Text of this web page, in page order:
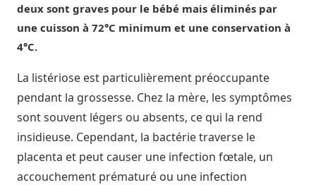
deux sont graves pour le bébé mais éliminés par
une cuisson à 72°C minimum et une conservation à
4°C.
La listériose est particulièrement préoccupante
pendant la grossesse. Chez la mère, les symptômes
sont souvent légers ou absents, ce qui la rend
insidieuse. Cependant, la bactérie traverse le
placenta et peut causer une infection fœtale, un
accouchement prématuré ou une infection